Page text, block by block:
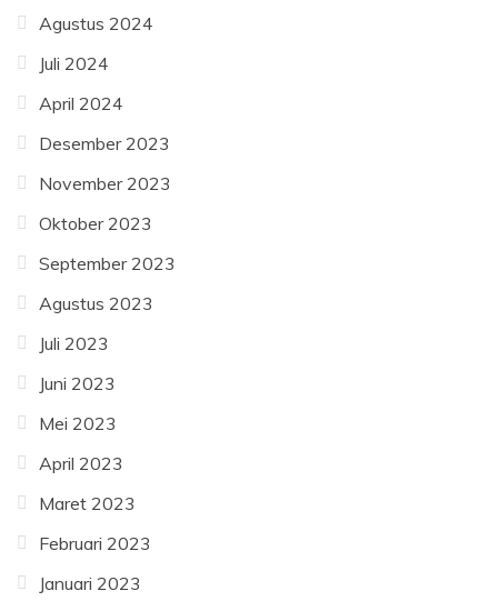
Agustus 2024
Juli 2024
April 2024
Desember 2023
November 2023
Oktober 2023
September 2023
Agustus 2023
Juli 2023
Juni 2023
Mei 2023
April 2023
Maret 2023
Februari 2023
Januari 2023